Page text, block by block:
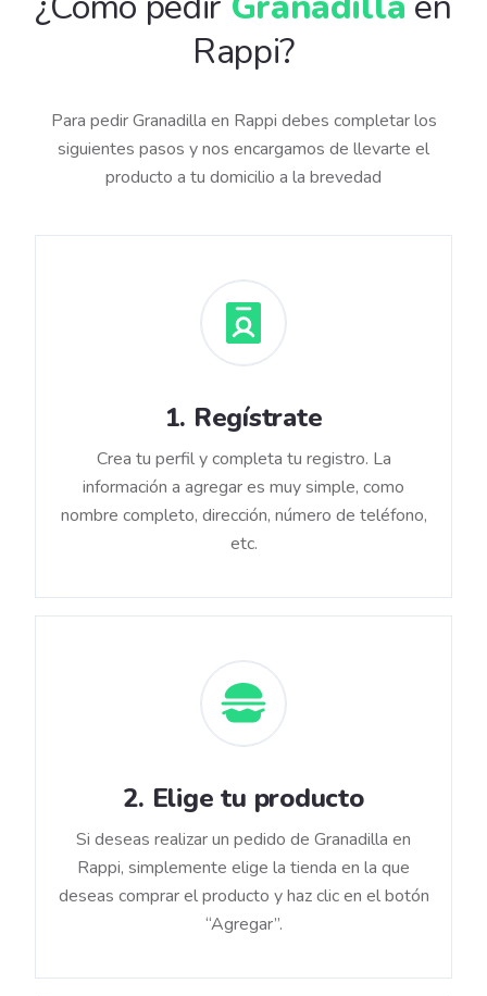
Rappi?
Para pedir Granadilla en Rappi debes completar los
siguientes pasos y nos encargamos de llevarte el
producto a tu domicilio a la brevedad
1. Regístrate
Crea tu perfil y completa tu registro. La
información a agregar es muy simple, como
nombre completo, dirección, número de teléfono,
etc.
2. Elige tu producto
Si deseas realizar un pedido de Granadilla en
Rappi, simplemente elige la tienda en la que
deseas comprar el producto y haz clic en el botón
“Agregar”.